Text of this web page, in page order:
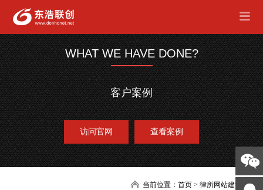
WHAT WE HAVE DONE?
客户案例
访问官网 查看案例
当前位置：首页 >律所网站建设